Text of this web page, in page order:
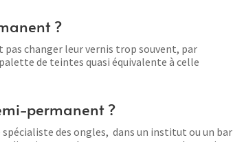
?
changer leur vernis trop souvent, par
de teintes quasi équivalente à celle
permanent ?
des ongles, dans un institut ou un bar